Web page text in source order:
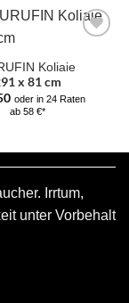
Auswahl
hinzufügen
Koliaie
x 81 cm
oder in 24 Raten
ab 58 €*
Irrtum,
unter Vorbehalt